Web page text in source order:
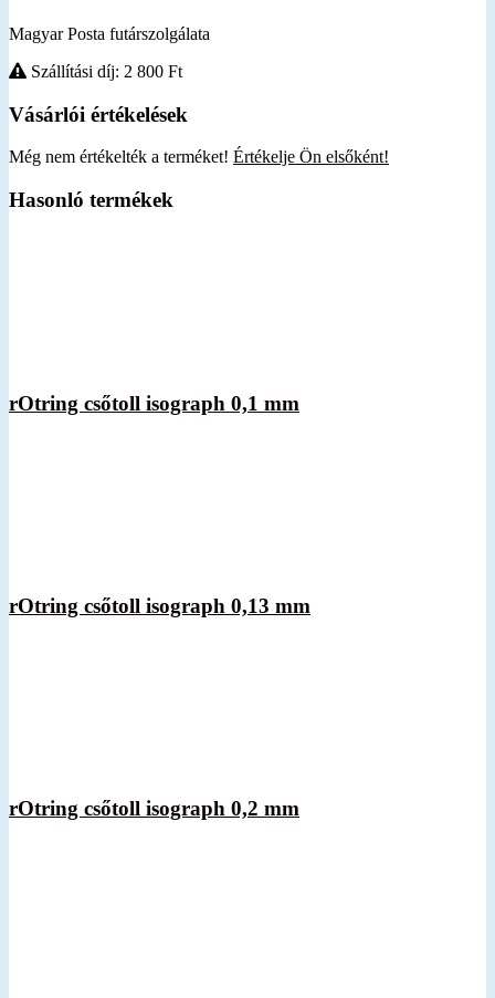
Magyar Posta futárszolgálata
Szállítási díj: 2 800 Ft
Vásárlói értékelések
Még nem értékelték a terméket! Értékelje Ön elsőként!
Hasonló termékek
rOtring csőtoll isograph 0,1 mm
rOtring csőtoll isograph 0,13 mm
rOtring csőtoll isograph 0,2 mm